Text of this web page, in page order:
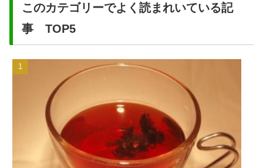
このカテゴリーでよく読まれいている記
事 TOP5